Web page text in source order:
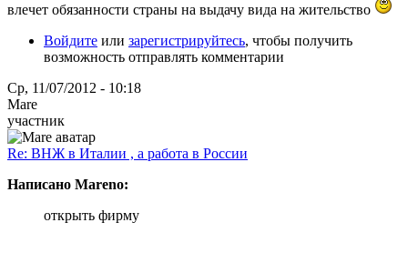
влечет обязанности страны на выдачу вида на жительство
Войдите или зарегистрируйтесь, чтобы получить
возможность отправлять комментарии
Ср, 11/07/2012 - 10:18
Mare
участник
Re: ВНЖ в Италии , а работа в России
Написано Mareno:
открыть фирму